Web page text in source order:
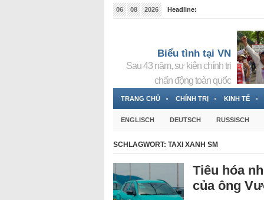
06 08 2026
Headline:
Biểu tình tại VN
Sau 43 năm, sự kiện chính trị
chấn động toàn quốc
TRANG CHỦ CHÍNH TRỊ KINH TẾ
ENGLISCH DEUTSCH RUSSISCH
SCHLAGWORT: TAXI XANH SM
Tiêu hóa
của ông